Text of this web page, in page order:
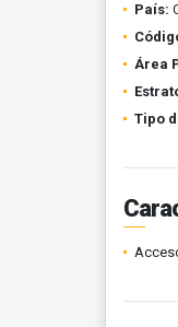
País:
Área
Tipo